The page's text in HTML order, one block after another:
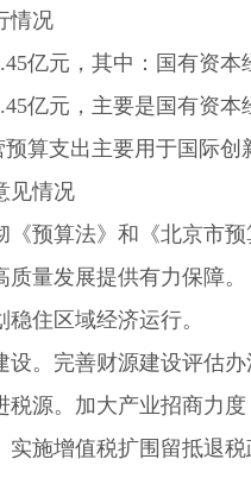
情况
亿元，其中：国有资本
亿元，主要是国有资本
算支出主要用于国际创
见情况
《预算法》和《北京市
量发展提供有力保障。
稳住区域经济运行。
设。完善财源建设评估
税源。加大产业招商力
实施增值税扩围留抵退